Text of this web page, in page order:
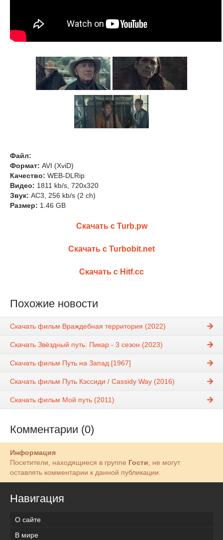
Файл:
Формат: AVI (XviD)
Качество: WEB-DLRip
Видео: 1811 kb/s, 720x320
Звук: AC3, 256 kb/s (2 ch)
Размер: 1.46 GB
Скачать с Turb.pw
Скачать с Turbobit.net
Скачать с Hitf.cc
Похожие новости
Скачать фильм Враждебная территория (2022)
Скачать Звёздный путь: Пикар - 3 сезон (2023)
Скачать фильм Путь на Запад [1967]
Скачать фильм Путь Кэссиди / Cassidy Way (2016)
Скачать фильм Мой путь (2011)
Комментарии (0)
Информация
Посетители, находящиеся в группе Гости, не могут
оставлять комментарии к данной публикации.
Навигация
О сайте
В мире